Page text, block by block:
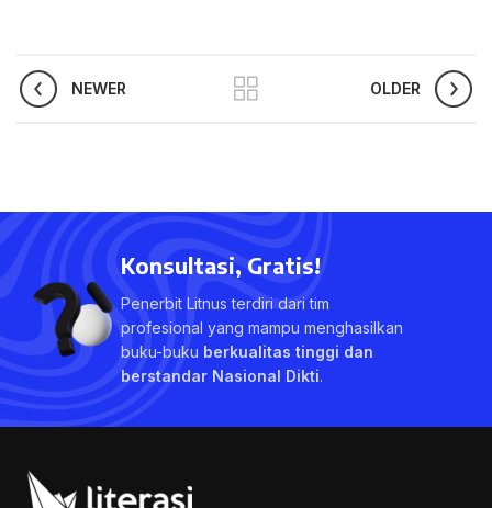
NEWER OLDER
Konsultasi, Gratis!
Penerbit Litnus terdiri dari tim
profesional yang mampu menghasilkan
buku-buku berkualitas tinggi dan
berstandar Nasional Dikti.